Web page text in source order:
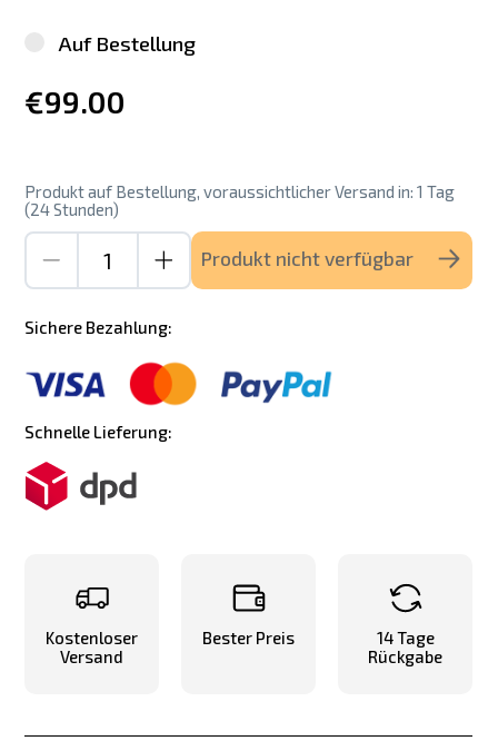
Auf Bestellung
€99.00
Produkt auf Bestellung, voraussichtlicher Versand in: 1 Tag
(24 Stunden)
Produkt nicht verfügbar
Sichere Bezahlung:
Schnelle Lieferung:
Kostenloser
Versand
Bester Preis
14 Tage
Rückgabe